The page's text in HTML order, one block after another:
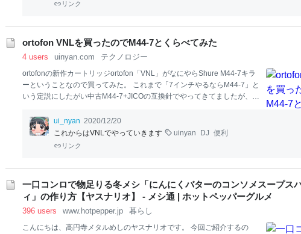
リンク
ortofon VNLを買ったのでM44-7とくらべてみた
4 users uinyan.com テクノロジー
ortofonの新作カートリッジortofon「VNL」がなにやらShure M44-7キラ
ーということなので買ってみた。 これまで「7インチやるならM44-7」と
いう定説にしたがい中古M44-7+JICOの互換針でやってきてましたが、壊
探す必要があり、これはとてもつらいので、VNLを買って試してみるこ
とになった感じです。 マイ！ニュー！ギア！ オルトフォンVNL！ M44-7
とどっちが 7インチ飛びづらいか試す！ pic.
めな音と違
ui_nyan 2020/12/20
これからはVNLでやっていきます
uinyan DJ 便利
リンク
一口コンロで物足りる冬メシ「にんにくバターのコンソメスープス
ィ」の作り方【ヤスナリオ】 - メシ通 | ホットペッパーグルメ
396 users www.hotpepper.jp 暮らし
こんにちは、高円寺メタルめしのヤスナリオです。 今回ご紹介するの